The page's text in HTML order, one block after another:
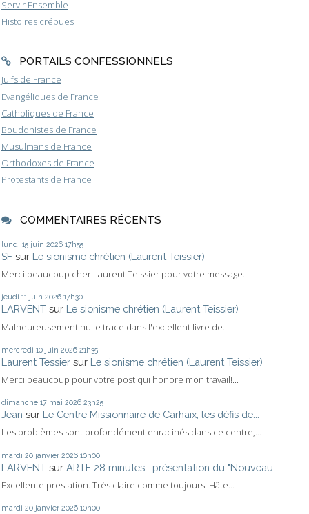
Servir Ensemble
Histoires crépues
PORTAILS CONFESSIONNELS
Juifs de France
Evangéliques de France
Catholiques de France
Bouddhistes de France
Musulmans de France
Orthodoxes de France
Protestants de France
COMMENTAIRES RÉCENTS
lundi 15 juin 2026 17h55
SF sur Le sionisme chrétien (Laurent Teissier)
Merci beaucoup cher Laurent Teissier pour votre message....
jeudi 11 juin 2026 17h30
LARVENT sur Le sionisme chrétien (Laurent Teissier)
Malheureusement nulle trace dans l'excellent livre de...
mercredi 10 juin 2026 21h35
Laurent Tessier sur Le sionisme chrétien (Laurent Teissier)
Merci beaucoup pour votre post qui honore mon travail!...
dimanche 17 mai 2026 23h25
Jean sur Le Centre Missionnaire de Carhaix, les défis de...
Les problèmes sont profondément enracinés dans ce centre,...
mardi 20 janvier 2026 10h00
LARVENT sur ARTE 28 minutes : présentation du "Nouveau...
Excellente prestation. Très claire comme toujours. Hâte...
mardi 20 janvier 2026 10h00